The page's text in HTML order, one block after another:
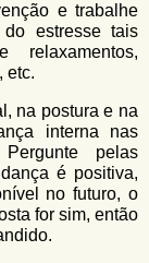
e trabalhe
estresse tais
relaxamentos,
, etc.
na postura e na
interna nas
pelas
é positiva,
no futuro, o
for sim, então